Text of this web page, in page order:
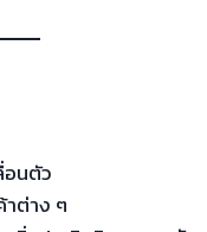
อนตัว
ต่าง ๆ